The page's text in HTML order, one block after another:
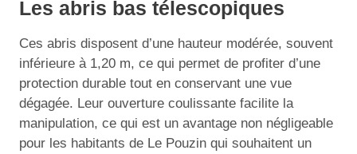
Les abris bas télescopiques
Ces abris disposent d’une hauteur modérée, souvent
inférieure à 1,20 m, ce qui permet de profiter d’une
protection durable tout en conservant une vue
dégagée. Leur ouverture coulissante facilite la
manipulation, ce qui est un avantage non négligeable
pour les habitants de Le Pouzin qui souhaitent un